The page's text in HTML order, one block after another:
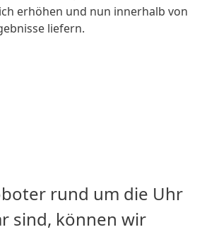
erhöhen und nun innerhalb von
liefern.
rund um die Uhr
sind, können wir